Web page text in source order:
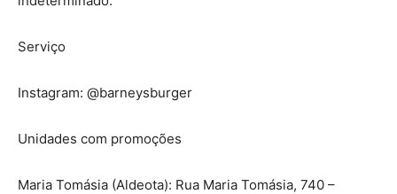
Serviço
Instagram: @barneysburger
Unidades com promoções
Maria Tomásia (Aldeota): Rua Maria Tomásia, 740 –